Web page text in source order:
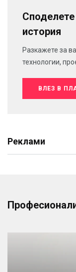
история
Разкажете за
технологии,
ВЛЕЗ В
Реклами